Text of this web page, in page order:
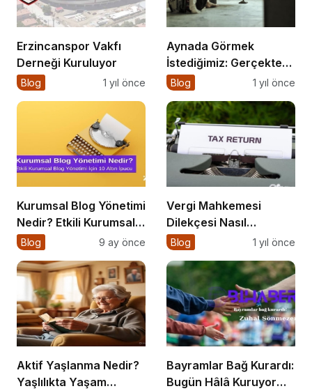
Erzincanspor Vakfı
Derneği Kuruluyor
Blog 1 yıl önce
Aynada Görmek
İstediğimiz: Gerçekten
Kimiz?
Blog 1 yıl önce
Kurumsal Blog Yönetimi
Nedir? Etkili Kurumsal
Blog Yönetimi için 10
Blog 9 ay önce
Vergi Mahkemesi
Dilekçesi Nasıl
Hazırlanır?
Blog 1 yıl önce
Aktif Yaşlanma Nedir?
Yaşlılıkta Yaşam
Bayramlar Bağ Kurardı:
Bugün Hâlâ Kuruyor